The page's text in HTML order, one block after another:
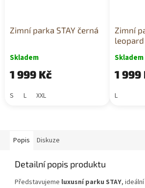
Zimní parka STAY černá
Skladem
1 999 Kč
S L XXL
Zimní
leopard
Skladem
1 999
L
Popis Diskuze
Detailní popis produktu
Představujeme luxusní parku STAY,